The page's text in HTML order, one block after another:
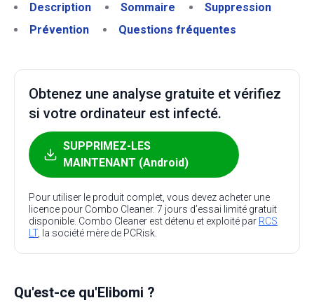
Description
Sommaire
Suppression
Prévention
Questions fréquentes
Obtenez une analyse gratuite et vérifiez
si votre ordinateur est infecté.
SUPPRIMEZ-LES
MAINTENANT (Android)
Pour utiliser le produit complet, vous devez acheter une
licence pour Combo Cleaner. 7 jours d’essai limité gratuit
disponible. Combo Cleaner est détenu et exploité par RCS
LT, la société mère de PCRisk.
Qu'est-ce qu'Elibomi ?